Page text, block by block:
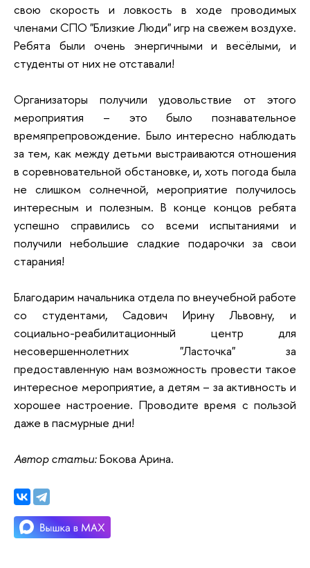
свою скорость и ловкость в ходе проводимых
членами СПО "Близкие Люди" игр на свежем воздухе.
Ребята были очень энергичными и весёлыми, и
студенты от них не отставали!
Организаторы получили удовольствие от этого
мероприятия – это было познавательное
времяпрепровождение. Было интересно наблюдать
за тем, как между детьми выстраиваются отношения
в соревновательной обстановке, и, хоть погода была
не слишком солнечной, мероприятие получилось
интересным и полезным. В конце концов ребята
успешно справились со всеми испытаниями и
получили небольшие сладкие подарочки за свои
старания!
Благодарим начальника отдела по внеучебной работе
со студентами, Садович Ирину Львовну, и
социально-реабилитационный центр для
несовершеннолетних "Ласточка" за
предоставленную нам возможность провести такое
интересное мероприятие, а детям – за активность и
хорошее настроение. Проводите время с пользой
даже в пасмурные дни!
Автор статьи:Бокова Арина.